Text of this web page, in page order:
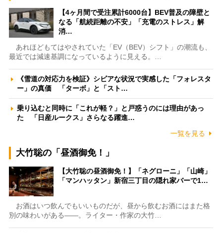
【4ヶ月間で受注累計6000台】BEV普及の障壁と
なる「航続距離の不安」「充電のストレス」解
消…
あれほどもてはやされていた「EV（BEV）シフト」の潮流も、
最近では減速基調になっているように見える。…
《雪道の対応力を検証》シビアな状況で実感した「フォレスタ
ー」の真価 「ターボ」と「スト…
乗り込むと同時に「これが軽？」と戸惑うのには理由があっ
た 「日産ルークス」さらなる躍進…
一覧を見る
大竹聡の「昼酒御免！」
【大竹聡の昼酒御免！】「ネグローニ」「山崎」
「マンハッタン」新宿三丁目の隠れ家バーで1…
お酒はいつ飲んでもいいものだが、昼から飲むお酒にはまた格
別の味わいがある――。ライター・作家の大竹…